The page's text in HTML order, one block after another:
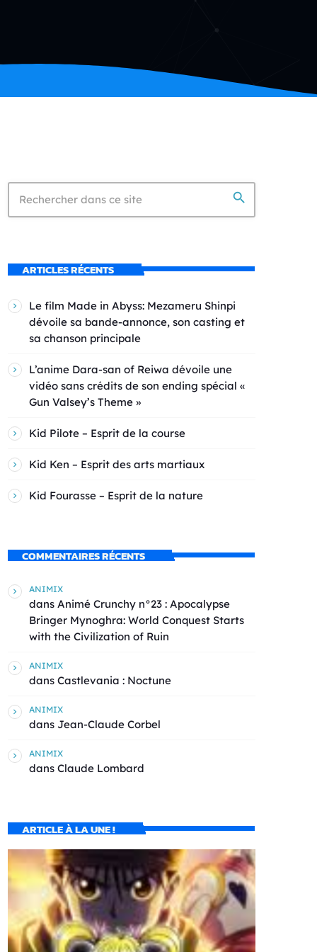
search
ARTICLES RÉCENTS
Le film Made in Abyss: Mezameru Shinpi
dévoile sa bande-annonce, son casting et
sa chanson principale
L’anime Dara-san of Reiwa dévoile une
vidéo sans crédits de son ending spécial «
Gun Valsey’s Theme »
Kid Pilote – Esprit de la course
Kid Ken – Esprit des arts martiaux
Kid Fourasse – Esprit de la nature
COMMENTAIRES RÉCENTS
ANIMIX
dans Animé Crunchy n°23 : Apocalypse
Bringer Mynoghra: World Conquest Starts
with the Civilization of Ruin
ANIMIX
dans Castlevania : Noctune
ANIMIX
dans Jean-Claude Corbel
ANIMIX
dans Claude Lombard
ARTICLE À LA UNE !